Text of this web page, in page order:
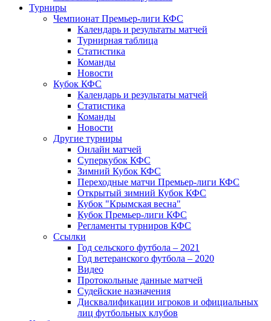
Турниры
Чемпионат Премьер-лиги КФС
Календарь и результаты матчей
Турнирная таблица
Статистика
Команды
Новости
Кубок КФС
Календарь и результаты матчей
Статистика
Команды
Новости
Другие турниры
Онлайн матчей
Суперкубок КФС
Зимний Кубок КФС
Переходные матчи Премьер-лиги КФС
Открытый зимний Кубок КФС
Кубок "Крымская весна"
Кубок Премьер-лиги КФС
Регламенты турниров КФС
Ссылки
Год сельского футбола – 2021
Год ветеранского футбола – 2020
Видео
Протокольные данные матчей
Судейские назначения
Дисквалификации игроков и официальных
лиц футбольных клубов